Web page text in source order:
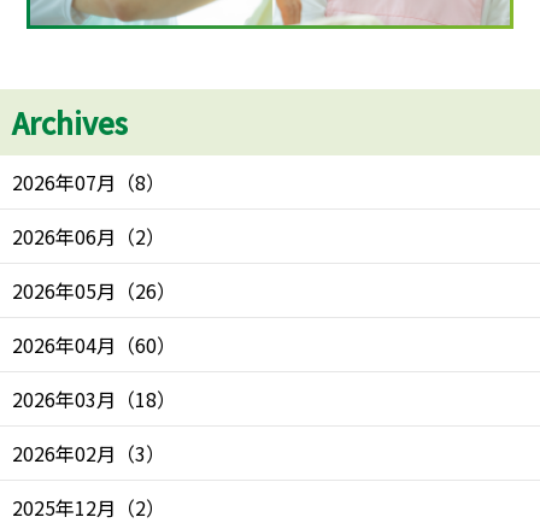
Archives
2026年07月 （8）
2026年06月 （2）
2026年05月 （26）
2026年04月 （60）
2026年03月 （18）
2026年02月 （3）
2025年12月 （2）